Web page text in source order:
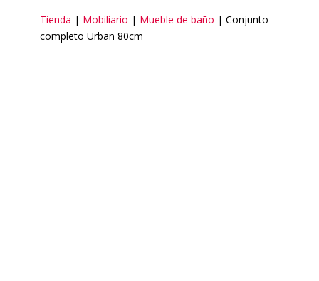
Tienda | Mobiliario | Mueble de baño | Conjunto
completo Urban 80cm